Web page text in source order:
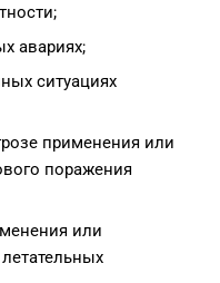
авариях;
ситуациях
применения или
поражения
или